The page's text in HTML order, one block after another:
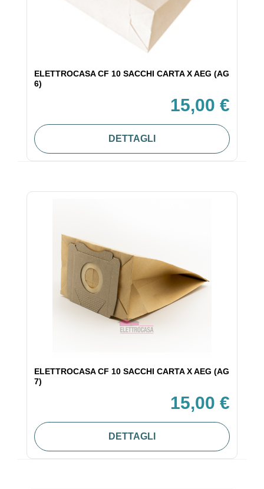
ELETTROCASA CF 10 SACCHI CARTA X AEG (AG
6)
15,00 €
DETTAGLI
ELETTROCASA CF 10 SACCHI CARTA X AEG (AG
7)
15,00 €
DETTAGLI